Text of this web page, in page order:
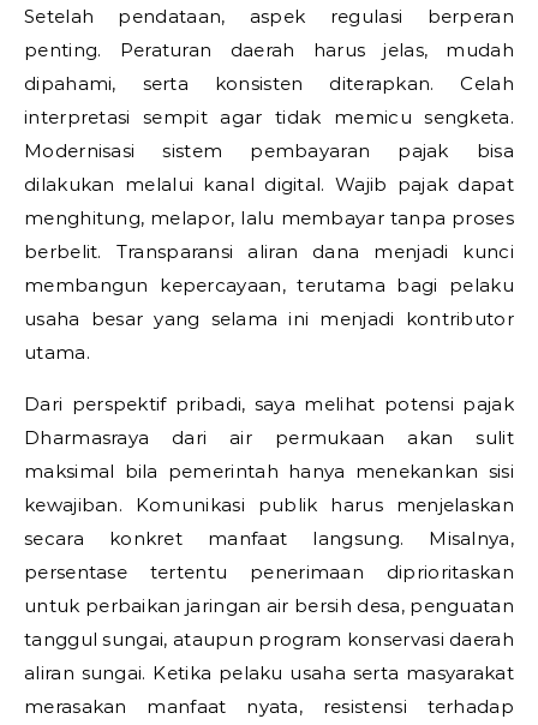
Setelah pendataan, aspek regulasi berperan
penting. Peraturan daerah harus jelas, mudah
dipahami, serta konsisten diterapkan. Celah
interpretasi sempit agar tidak memicu sengketa.
Modernisasi sistem pembayaran pajak bisa
dilakukan melalui kanal digital. Wajib pajak dapat
menghitung, melapor, lalu membayar tanpa proses
berbelit. Transparansi aliran dana menjadi kunci
membangun kepercayaan, terutama bagi pelaku
usaha besar yang selama ini menjadi kontributor
utama.
Dari perspektif pribadi, saya melihat potensi pajak
Dharmasraya dari air permukaan akan sulit
maksimal bila pemerintah hanya menekankan sisi
kewajiban. Komunikasi publik harus menjelaskan
secara konkret manfaat langsung. Misalnya,
persentase tertentu penerimaan diprioritaskan
untuk perbaikan jaringan air bersih desa, penguatan
tanggul sungai, ataupun program konservasi daerah
aliran sungai. Ketika pelaku usaha serta masyarakat
merasakan manfaat nyata, resistensi terhadap